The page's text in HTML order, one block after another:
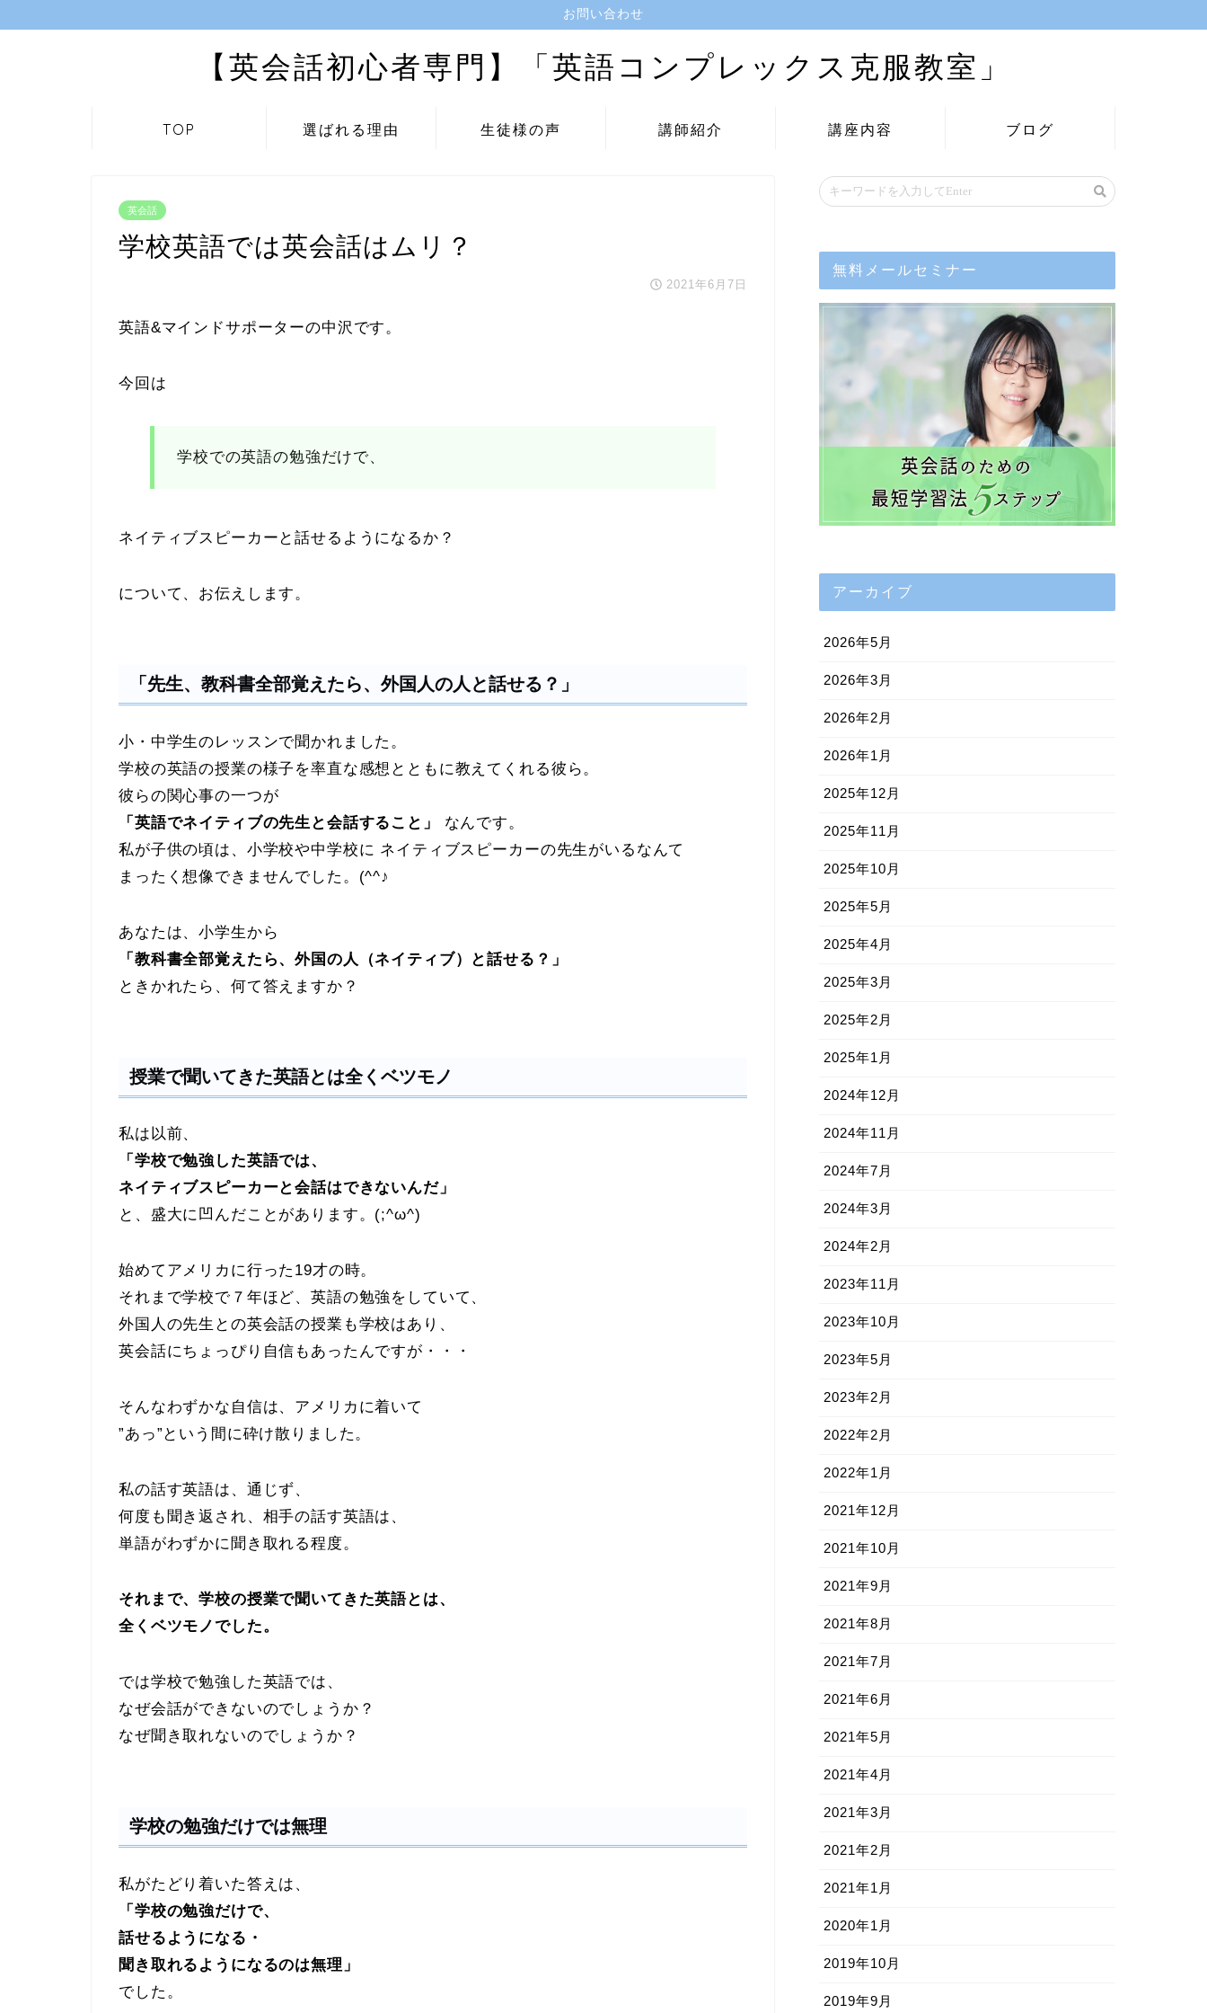
お問い合わせ
【英会話初心者専門】「英語コンプレックス克服教室」
TOP 選ばれる理由 生徒様の声 講師紹介 講座内容 ブログ
英会話
学校英語では英会話はムリ？
2021年6月7日
英語&マインドサポーターの中沢です。
今回は
学校での英語の勉強だけで、
ネイティブスピーカーと話せるようになるか？
について、お伝えします。
「先生、教科書全部覚えたら、外国人の人と話せる？」
小・中学生のレッスンで聞かれました。
学校の英語の授業の様子を率直な感想とともに教えてくれる彼ら。
彼らの関心事の一つが
「英語でネイティブの先生と会話すること」
なんです。
私が子供の頃は、小学校や中学校に ネイティブスピーカーの先生がいるなんて
まったく想像できませんでした。(^^♪
あなたは、小学生から
「教科書全部覚えたら、外国の人（ネイティブ）と話せる？」
ときかれたら、何て答えますか？
授業で聞いてきた英語とは全くベツモノ
私は以前、
「学校で勉強した英語では、
ネイティブスピーカーと会話はできないんだ」
と、盛大に凹んだことがあります。(;^ω^)
始めてアメリカに行った19才の時。
それまで学校で７年ほど、英語の勉強をしていて、
外国人の先生との英会話の授業も学校はあり、
英会話にちょっぴり自信もあったんですが・・・
そんなわずかな自信は、アメリカに着いて
”あっ”という間に砕け散りました。
私の話す英語は、通じず、
何度も聞き返され、相手の話す英語は、
単語がわずかに聞き取れる程度。
それまで、学校の授業で聞いてきた英語とは、
全くベツモノでした。
では学校で勉強した英語では、
なぜ会話ができないのでしょうか？
なぜ聞き取れないのでしょうか？
学校の勉強だけでは無理
私がたどり着いた答えは、
「学校の勉強だけで、
話せるようになる・
聞き取れるようになるのは無理」
でした。
無料メールセミナー
アーカイブ
2026年5月
2026年3月
2026年2月
2026年1月
2025年12月
2025年11月
2025年10月
2025年5月
2025年4月
2025年3月
2025年2月
2025年1月
2024年12月
2024年11月
2024年7月
2024年3月
2024年2月
2023年11月
2023年10月
2023年5月
2023年2月
2022年2月
2022年1月
2021年12月
2021年10月
2021年9月
2021年8月
2021年7月
2021年6月
2021年5月
2021年4月
2021年3月
2021年2月
2021年1月
2020年1月
2019年10月
2019年9月